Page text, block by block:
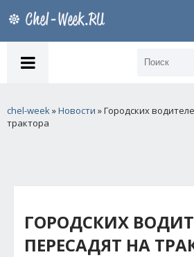
chel-week»Новости » Городских
трактора
ГОРОДСКИХ
ПЕРЕСАДЯТ НА